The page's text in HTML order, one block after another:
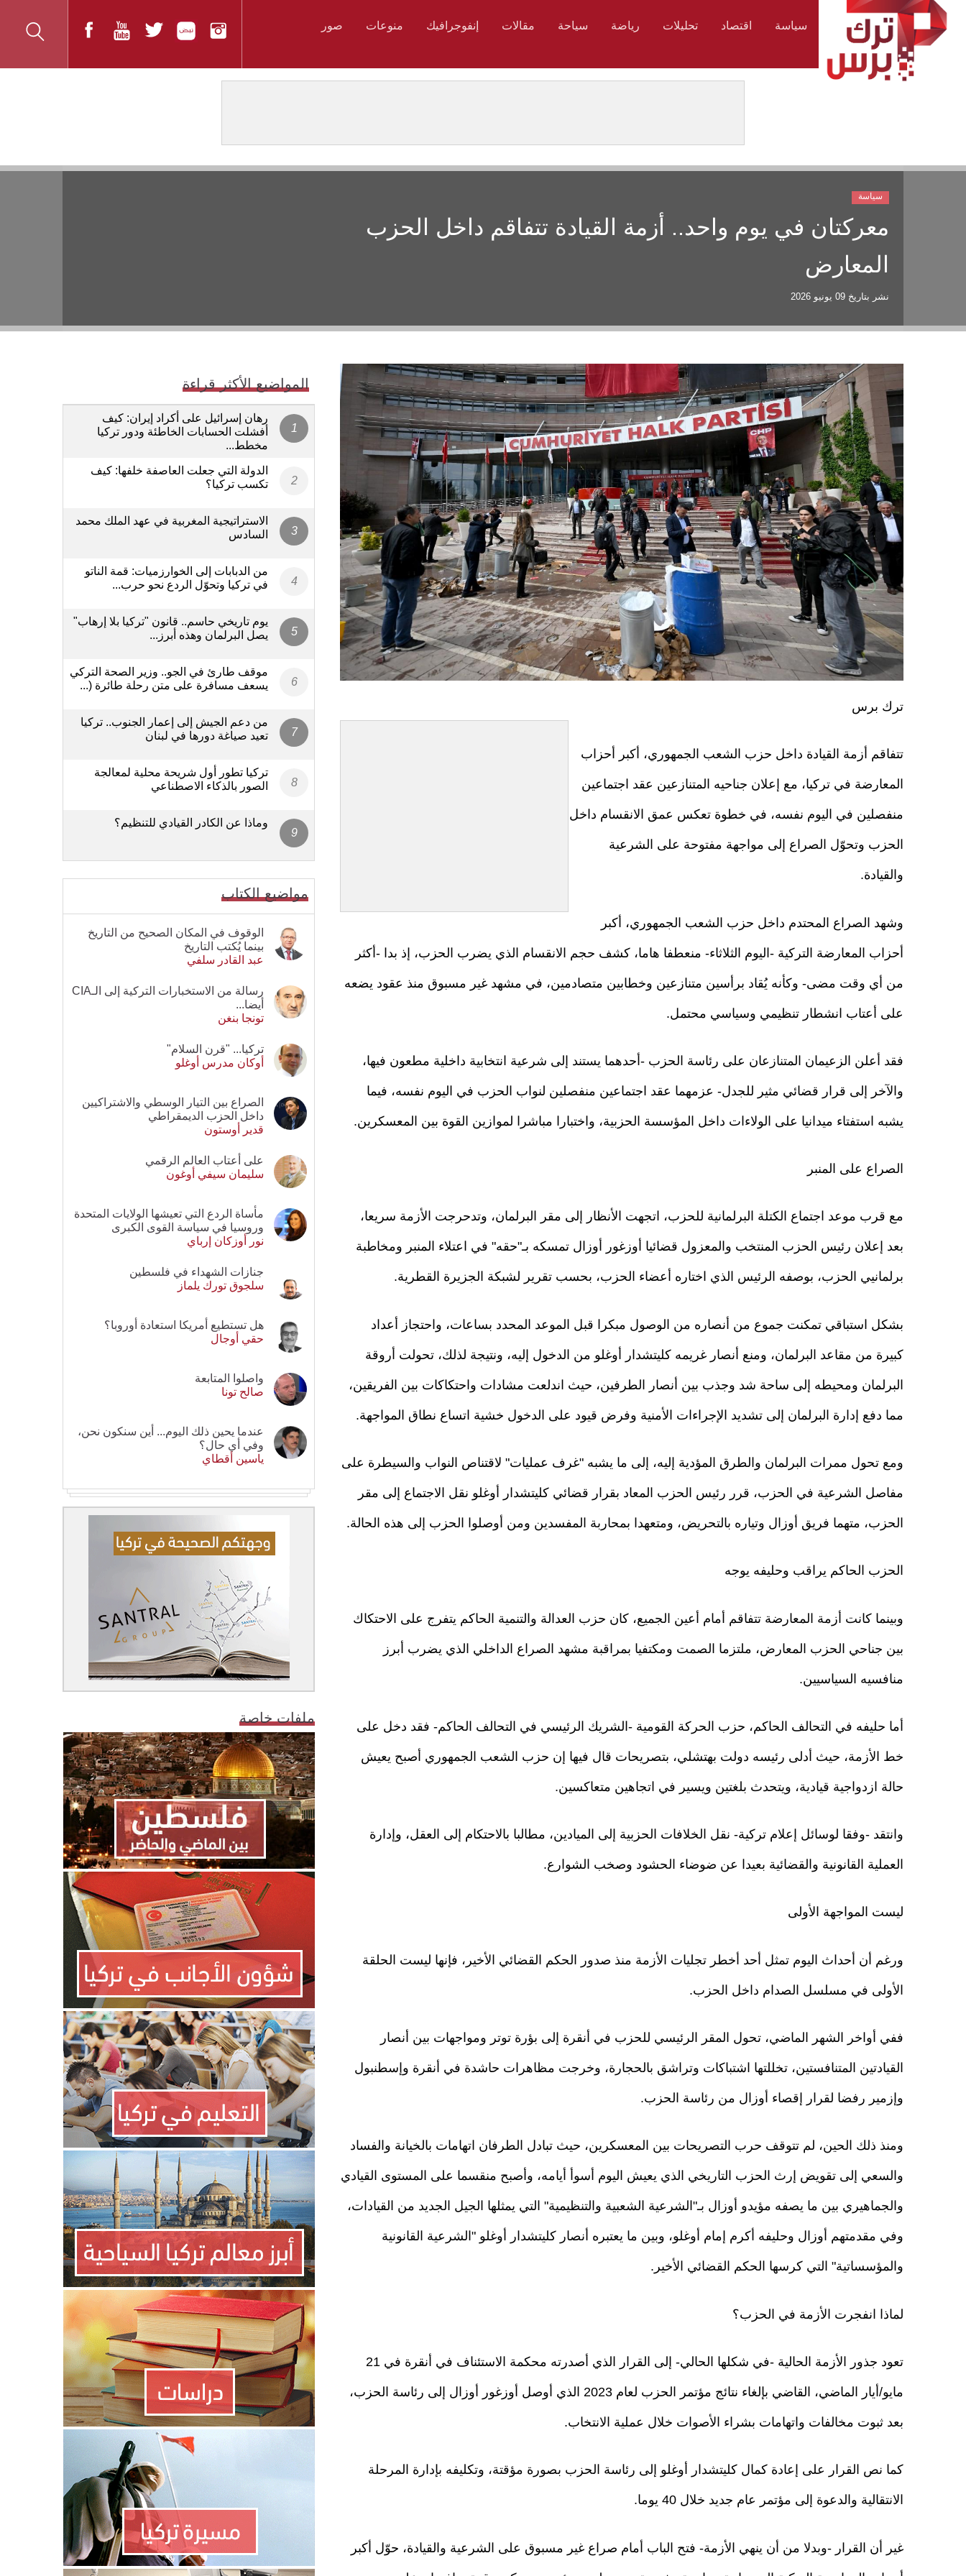
سياسة اقتصاد تحليلات رياضة سياحة مقالات إنفوجرافيك منوعات صور
معركتان في يوم واحد.. أزمة القيادة تتفاقم داخل الحزب
المعارض
نشر بتاريخ 09 يونيو 2026
سياسة
ترك برس
تتفاقم أزمة القيادة داخل حزب الشعب الجمهوري، أكبر أحزاب
المعارضة في تركيا، مع إعلان جناحيه المتنازعين عقد اجتماعين
منفصلين في اليوم نفسه، في خطوة تعكس عمق الانقسام داخل
الحزب وتحوّل الصراع إلى مواجهة مفتوحة على الشرعية
والقيادة.
وشهد الصراع المحتدم داخل حزب الشعب الجمهوري، أكبر
أحزاب المعارضة التركية -اليوم الثلاثاء- منعطفا هاما، كشف حجم الانقسام الذي يضرب الحزب، إذ بدا -أكثر
من أي وقت مضى- وكأنه يُقاد برأسين متنازعين وخطابين متصادمين، في مشهد غير مسبوق منذ عقود يضعه
على أعتاب انشطار تنظيمي وسياسي محتمل.
فقد أعلن الزعيمان المتنازعان على رئاسة الحزب -أحدهما يستند إلى شرعية انتخابية داخلية مطعون فيها،
والآخر إلى قرار قضائي مثير للجدل- عزمهما عقد اجتماعين منفصلين لنواب الحزب في اليوم نفسه، فيما
يشبه استفتاء ميدانيا على الولاءات داخل المؤسسة الحزبية، واختبارا مباشرا لموازين القوة بين المعسكرين.
الصراع على المنبر
مع قرب موعد اجتماع الكتلة البرلمانية للحزب، اتجهت الأنظار إلى مقر البرلمان، وتدحرجت الأزمة سريعا،
بعد إعلان رئيس الحزب المنتخب والمعزول قضائيا أوزغور أوزال تمسكه بـ"حقه" في اعتلاء المنبر ومخاطبة
برلمانيي الحزب، بوصفه الرئيس الذي اختاره أعضاء الحزب، بحسب تقرير لشبكة الجزيرة القطرية.
بشكل استباقي تمكنت جموع من أنصاره من الوصول مبكرا قبل الموعد المحدد بساعات، واحتجاز أعداد
كبيرة من مقاعد البرلمان، ومنع أنصار غريمه كليتشدار أوغلو من الدخول إليه، ونتيجة لذلك، تحولت أروقة
البرلمان ومحيطه إلى ساحة شد وجذب بين أنصار الطرفين، حيث اندلعت مشادات واحتكاكات بين الفريقين،
مما دفع إدارة البرلمان إلى تشديد الإجراءات الأمنية وفرض قيود على الدخول خشية اتساع نطاق المواجهة.
ومع تحول ممرات البرلمان والطرق المؤدية إليه، إلى ما يشبه "غرف عمليات" لاقتناص النواب والسيطرة على
مفاصل الشرعية في الحزب، قرر رئيس الحزب المعاد بقرار قضائي كليتشدار أوغلو نقل الاجتماع إلى مقر
الحزب، متهما فريق أوزال وتياره بالتحريض، ومتعهدا بمحاربة المفسدين ومن أوصلوا الحزب إلى هذه الحالة.
الحزب الحاكم يراقب وحليفه يوجه
وبينما كانت أزمة المعارضة تتفاقم أمام أعين الجميع، كان حزب العدالة والتنمية الحاكم يتفرج على الاحتكاك
بين جناحي الحزب المعارض، ملتزما الصمت ومكتفيا بمراقبة مشهد الصراع الداخلي الذي يضرب أبرز
منافسيه السياسيين.
أما حليفه في التحالف الحاكم، حزب الحركة القومية -الشريك الرئيسي في التحالف الحاكم- فقد دخل على
خط الأزمة، حيث أدلى رئيسه دولت بهتشلي، بتصريحات قال فيها إن حزب الشعب الجمهوري أصبح يعيش
حالة ازدواجية قيادية، ويتحدث بلغتين ويسير في اتجاهين متعاكسين.
وانتقد -وفقا لوسائل إعلام تركية- نقل الخلافات الحزبية إلى الميادين، مطالبا بالاحتكام إلى العقل، وإدارة
العملية القانونية والقضائية بعيدا عن ضوضاء الحشود وصخب الشوارع.
ليست المواجهة الأولى
ورغم أن أحداث اليوم تمثل أحد أخطر تجليات الأزمة منذ صدور الحكم القضائي الأخير، فإنها ليست الحلقة
الأولى في مسلسل الصدام داخل الحزب.
ففي أواخر الشهر الماضي، تحول المقر الرئيسي للحزب في أنقرة إلى بؤرة توتر ومواجهات بين أنصار
القيادتين المتنافستين، تخللتها اشتباكات وتراشق بالحجارة، وخرجت مظاهرات حاشدة في أنقرة وإسطنبول
وإزمير رفضا لقرار إقصاء أوزال من رئاسة الحزب.
ومنذ ذلك الحين، لم تتوقف حرب التصريحات بين المعسكرين، حيث تبادل الطرفان اتهامات بالخيانة والفساد
والسعي إلى تقويض إرث الحزب التاريخي الذي يعيش اليوم أسوأ أيامه، وأصبح منقسما على المستوى القيادي
والجماهيري بين ما يصفه مؤيدو أوزال بـ"الشرعية الشعبية والتنظيمية" التي يمثلها الجيل الجديد من القيادات،
وفي مقدمتهم أوزال وحليفه أكرم إمام أوغلو، وبين ما يعتبره أنصار كليتشدار أوغلو "الشرعية القانونية
والمؤسساتية" التي كرسها الحكم القضائي الأخير.
لماذا انفجرت الأزمة في الحزب؟
تعود جذور الأزمة الحالية -في شكلها الحالي- إلى القرار الذي أصدرته محكمة الاستئناف في أنقرة في 21
مايو/أيار الماضي، القاضي بإلغاء نتائج مؤتمر الحزب لعام 2023 الذي أوصل أوزغور أوزال إلى رئاسة الحزب،
بعد ثبوت مخالفات واتهامات بشراء الأصوات خلال عملية الانتخاب.
كما نص القرار على إعادة كمال كليتشدار أوغلو إلى رئاسة الحزب بصورة مؤقتة، وتكليفه بإدارة المرحلة
الانتقالية والدعوة إلى مؤتمر عام جديد خلال 40 يوما.
غير أن القرار -وبدلا من أن ينهي الأزمة- فتح الباب أمام صراع غير مسبوق على الشرعية والقيادة، حوّل أكبر
المواضيع الأكثر قراءة
رهان إسرائيل على أكراد إيران: كيف
أفشلت الحسابات الخاطئة ودور تركيا
مخطط...
الدولة التي جعلت العاصفة خلفها: كيف
تكسب تركيا؟
الاستراتيجية المغربية في عهد الملك محمد
السادس
من الدبابات إلى الخوارزميات: قمة الناتو
في تركيا وتحوّل الردع نحو حرب...
يوم تاريخي حاسم.. قانون "تركيا بلا إرهاب"
يصل البرلمان وهذه أبرز...
موقف طارئ في الجو.. وزير الصحة التركي
يسعف مسافرة على متن رحلة طائرة (...
من دعم الجيش إلى إعمار الجنوب.. تركيا
تعيد صياغة دورها في لبنان
تركيا تطور أول شريحة محلية لمعالجة
الصور بالذكاء الاصطناعي
وماذا عن الكادر القيادي للتنظيم؟
مواضيع الكتاب
الوقوف في المكان الصحيح من التاريخ
بينما يُكتب التاريخ
عبد القادر سلفي
رسالة من الاستخبارات التركية إلى الـCIA
أيضا...
تونجا بنغن
تركيا... "قرن السلام"
أوكان مدرس أوغلو
الصراع بين التيار الوسطي والاشتراكيين
داخل الحزب الديمقراطي
قدير أوستون
على أعتاب العالم الرقمي
سليمان سيفي أوغون
مأساة الردع التي تعيشها الولايات المتحدة
وروسيا في سياسة القوى الكبرى
نور أوزكان إرباي
جنازات الشهداء في فلسطين
سلجوق تورك يلماز
هل تستطيع أمريكا استعادة أوروبا؟
حقي أوجال
واصلوا المتابعة
صالح تونا
عندما يحين ذلك اليوم... أين سنكون نحن،
وفي أي حال؟
ياسين أقطاي
ملفات خاصة